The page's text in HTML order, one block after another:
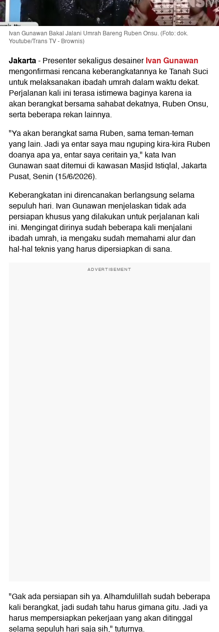
Ivan Gunawan Bakal Jalani Umrah Bareng Ruben Onsu. (Foto: dok.
Youtube/Trans TV - Brownis)
Jakarta-Presenter sekaligus desainerIvan Gunawan
mengonfirmasi rencana keberangkatannya ke Tanah Suci
untuk melaksanakan ibadah umrah dalam waktu dekat.
Perjalanan kali ini terasa istimewa baginya karena ia
akan berangkat bersama sahabat dekatnya, Ruben Onsu,
serta beberapa rekan lainnya.
"Ya akan berangkat sama Ruben, sama teman-teman
yang lain. Jadi ya entar saya mau nguping kira-kira Ruben
doanya apa ya, entar saya ceritain ya," kata Ivan
Gunawan saat ditemui di kawasan Masjid Istiqlal, Jakarta
Pusat, Senin (15/6/2026).
Keberangkatan ini direncanakan berlangsung selama
sepuluh hari. Ivan Gunawan menjelaskan tidak ada
persiapan khusus yang dilakukan untuk perjalanan kali
ini. Mengingat dirinya sudah beberapa kali menjalani
ibadah umrah, ia mengaku sudah memahami alur dan
hal-hal teknis yang harus dipersiapkan di sana.
ADVERTISEMENT
"Gak ada persiapan sih ya. Alhamdulillah sudah beberapa
kali berangkat, jadi sudah tahu harus gimana gitu. Jadi ya
harus mempersiapkan pekerjaan yang akan ditinggal
selama sepuluh hari saja sih," tuturnya.